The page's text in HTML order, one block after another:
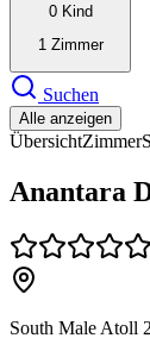
0 Kind
1 Zimmer
Suchen
Alle anzeigen
ÜbersichtZimmer
Anantara
South Male Atoll